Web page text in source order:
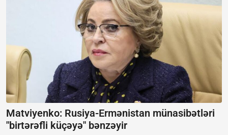
Matviyenko: Rusiya-Ermənistan münasibətləri
"birtərəfli küçəyə" bənzəyir